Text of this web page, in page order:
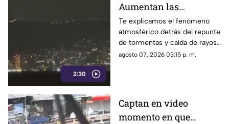
2:30
Aumentan las
tormentas eléctricas y
lluvias intensas en
Acapulco
Te explicamos el fenómeno
atmosférico detrás del repunte
de tormentas y caída de rayos
en el puerto.
agosto 07, 2026 03:15 p. m.
Captan en video
momento en que